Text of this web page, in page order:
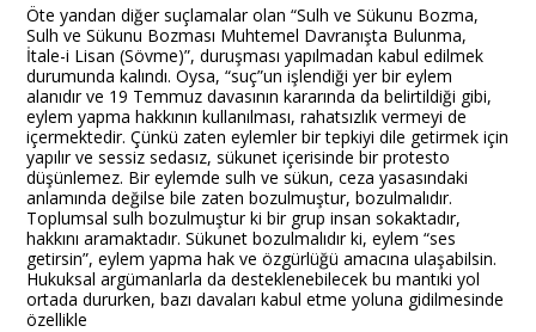
Öte yandan diğer suçlamalar olan “Sulh ve Sükunu Bozma,
Sulh ve Sükunu Bozması Muhtemel Davranışta Bulunma,
İtale-i Lisan (Sövme)”, duruşması yapılmadan kabul edilmek
durumunda kalındı. Oysa, “suç”un işlendiği yer bir eylem
alanıdır ve 19 Temmuz davasının kararında da belirtildiği gibi,
eylem yapma hakkının kullanılması, rahatsızlık vermeyi de
içermektedir. Çünkü zaten eylemler bir tepkiyi dile getirmek için
yapılır ve sessiz sedasız, sükunet içerisinde bir protesto
düşünlemez. Bir eylemde sulh ve sükun, ceza yasasındaki
anlamında değilse bile zaten bozulmuştur, bozulmalıdır.
Toplumsal sulh bozulmuştur ki bir grup insan sokaktadır,
hakkını aramaktadır. Sükunet bozulmalıdır ki, eylem “ses
getirsin”, eylem yapma hak ve özgürlüğü amacına ulaşabilsin.
Hukuksal argümanlarla da desteklenebilecek bu mantıki yol
ortada dururken, bazı davaları kabul etme yoluna gidilmesinde
özellikle